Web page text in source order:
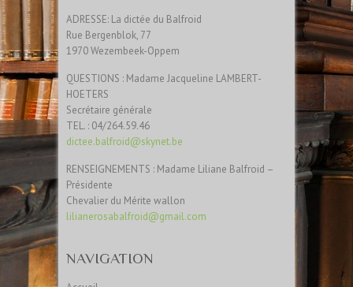
ADRESSE: La dictée du Balfroid
Rue Bergenblok, 77
1970 Wezembeek-Oppem
QUESTIONS : Madame Jacqueline LAMBERT-
HOETERS
Secrétaire générale
TEL. : 04/264.59.46
dictee.balfroid@skynet.be
RENSEIGNEMENTS : Madame Liliane Balfroid –
Présidente
Chevalier du Mérite wallon
lilianerosabalfroid@gmail.com
NAVIGATION